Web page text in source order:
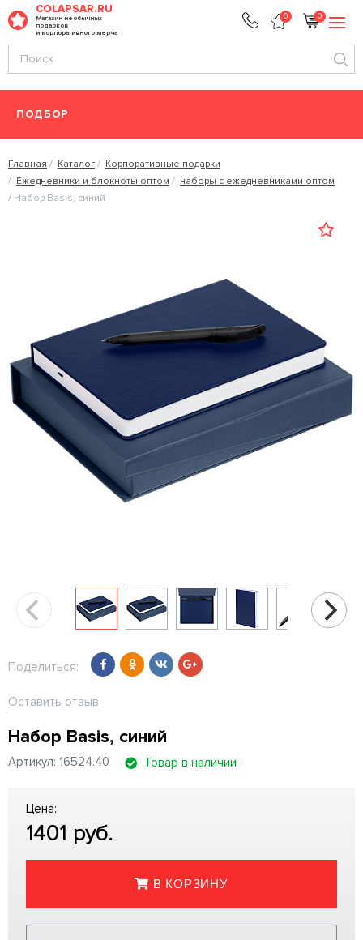
COLAPSAR.RU
Магазин необычных
подарков
и корпоративного мерча
0 0
ПОДБОР
Главная Каталог
Корпоративные подарки
Ежедневники и блокноты оптом
наборы с ежедневниками оптом
Набор Basis, синий
Поделиться:
Оставить отзыв
Набор Basis, синий
Артикул: 16524.40 Товар в наличии
Цена:
1401 руб.
В КОРЗИНУ